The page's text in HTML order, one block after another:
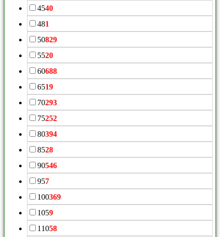
4540
481
50829
5520
60688
6519
70293
75252
80394
8528
90546
957
100369
1059
11058